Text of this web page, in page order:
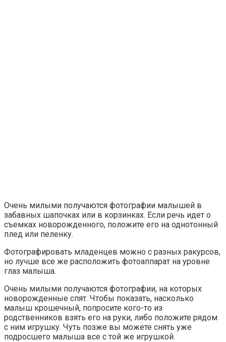
Очень милыми получаются фотографии малышей в
забавных шапочках или в корзинках. Если речь идет о
съемках новорожденного, положите его на однотонный
плед или пеленку.
Фотографировать младенцев можно с разных ракурсов,
но лучше все же расположить фотоаппарат на уровне
глаз малыша.
Очень милыми получаются фотографии, на которых
новорожденные спят. Чтобы показать, насколько
малыш крошечный, попросите кого-то из
родственников взять его на руки, либо положите рядом
с ним игрушку. Чуть позже вы можете снять уже
подросшего малыша все с той же игрушкой.